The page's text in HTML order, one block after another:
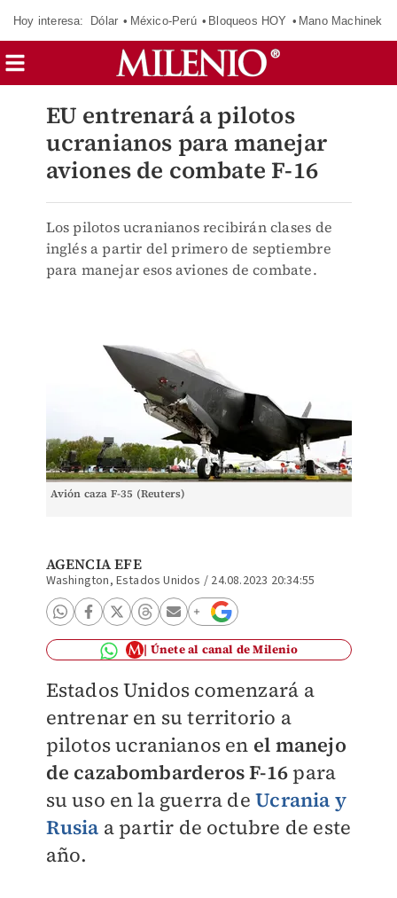
Hoy interesa: Dólar México-Perú Bloqueos HOY Mano Machinek
EU entrenará a pilotos
ucranianos para manejar
aviones de combate F-16
Los pilotos ucranianos recibirán clases de
inglés a partir del primero de septiembre
para manejar esos aviones de combate.
Avión caza F-35 (Reuters)
AGENCIA EFE
Washington, Estados Unidos / 24.08.2023 20:34:55
Únete al canal de Milenio
Estados Unidos comenzará a
entrenar en su territorio a
pilotos ucranianos en el manejo
de cazabombarderos F-16 para
su uso en la guerra deUcrania y
Rusia a partir de octubre de este
año.